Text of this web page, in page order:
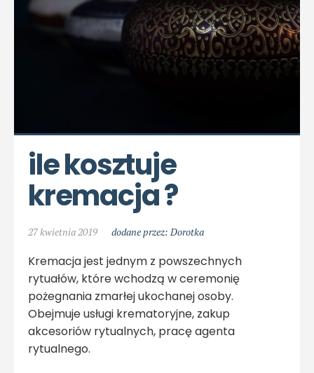
ile kosztuje
kremacja ?
27 kwietnia 2019 dodane przez: Dorotka
Kremacja jest jednym z powszechnych
rytuałów, które wchodzą w ceremonię
pożegnania zmarłej ukochanej osoby.
Obejmuje usługi krematoryjne, zakup
akcesoriów rytualnych, pracę agenta
rytualnego.